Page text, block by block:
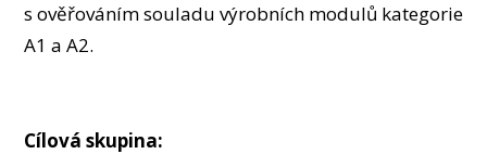
s ověřováním souladu výrobních modulů kategorie
A1 a A2.
Cílová skupina: